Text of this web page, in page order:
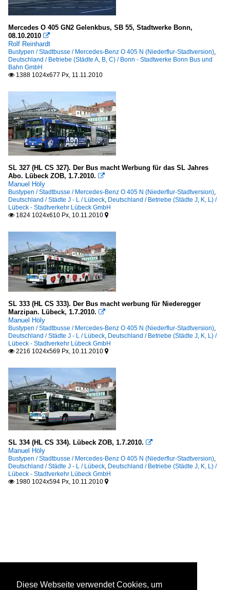
Mercedes O 405 GN2 Gelenkbus, SB 55, Stadtwerke Bonn,
08.10.2010 
Rolf Reinhardt
Bustypen / Stadtbusse / Mercedes-Benz O 405 N (Niederflur-Stadtversion),
Deutschland / Betriebe (Städte A, B, C) / Bonn - Stadtwerke Bonn Bus und
Bahn GmbH
 1388 1024x677 Px, 11.11.2010
SL 327 (HL CS 327). Der Bus macht Werbung für das SL Jahres
Abo. Lübeck ZOB, 1.7.2010. 
Manuel Höly
Bustypen / Stadtbusse / Mercedes-Benz O 405 N (Niederflur-Stadtversion),
Deutschland / Städte J - L / Lübeck, Deutschland / Betriebe (Städte J, K, L) /
Lübeck - Stadtverkehr Lübeck GmbH
 1824 1024x610 Px, 10.11.2010 
SL 333 (HL CS 333). Der Bus macht werbung für Niederegger
Marzipan. Lübeck, 1.7.2010. 
Manuel Höly
Bustypen / Stadtbusse / Mercedes-Benz O 405 N (Niederflur-Stadtversion),
Deutschland / Städte J - L / Lübeck, Deutschland / Betriebe (Städte J, K, L) /
Lübeck - Stadtverkehr Lübeck GmbH
 2216 1024x569 Px, 10.11.2010 
SL 334 (HL CS 334). Lübeck ZOB, 1.7.2010. 
Manuel Höly
Bustypen / Stadtbusse / Mercedes-Benz O 405 N (Niederflur-Stadtversion),
Deutschland / Städte J - L / Lübeck, Deutschland / Betriebe (Städte J, K, L) /
Lübeck - Stadtverkehr Lübeck GmbH
 1980 1024x594 Px, 10.11.2010 
Diese Webseite verwendet Cookies, um